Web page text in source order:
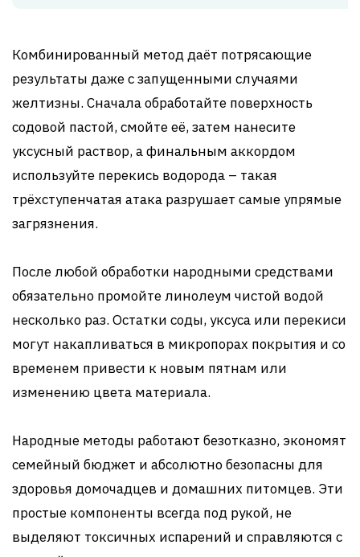
Комбинированный метод даёт потрясающие
результаты даже с запущенными случаями
желтизны. Сначала обработайте поверхность
содовой пастой, смойте её, затем нанесите
уксусный раствор, а финальным аккордом
используйте перекись водорода – такая
трёхступенчатая атака разрушает самые упрямые
загрязнения.
После любой обработки народными средствами
обязательно промойте линолеум чистой водой
несколько раз. Остатки соды, уксуса или перекиси
могут накапливаться в микропорах покрытия и со
временем привести к новым пятнам или
изменению цвета материала.
Народные методы работают безотказно, экономят
семейный бюджет и абсолютно безопасны для
здоровья домочадцев и домашних питомцев. Эти
простые компоненты всегда под рукой, не
выделяют токсичных испарений и справляются с